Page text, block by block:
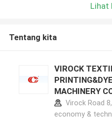
Lihat
Tentang kita
VIROCK
MACHINERY
pabrikan
Virock Road
economy &